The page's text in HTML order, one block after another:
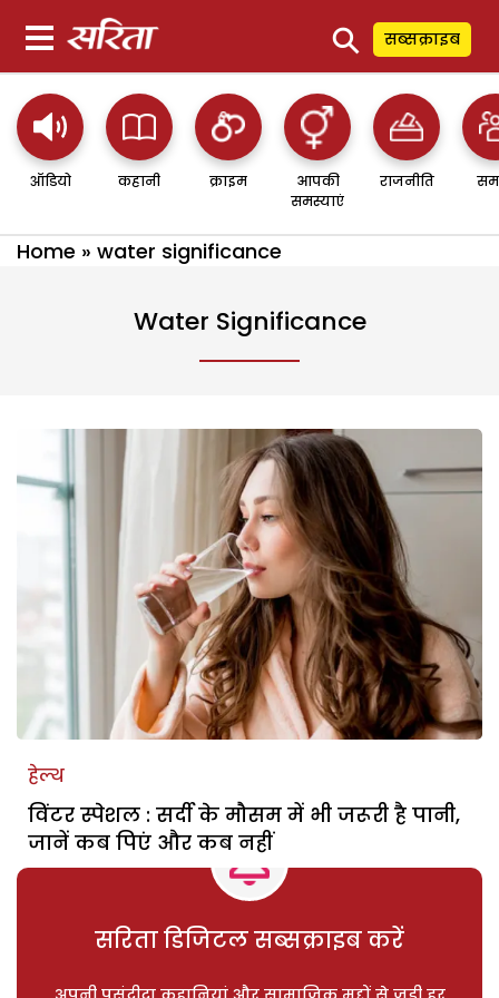
⚲ सब्सक्राइब
ऑडियो कहानी क्राइम
आपकी
समस्याएं
राजनीति
Home » water significance
Water Significance
हेल्थ
विंटर स्पेशल : सर्दी के मौसम में भी जरूरी है पानी,
जानें कब पिएं और कब नहीं
सरिता डिजिटल सब्सक्राइब करें